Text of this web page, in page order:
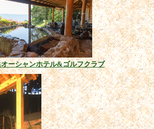
ーシャンホテル&ゴルフクラブ